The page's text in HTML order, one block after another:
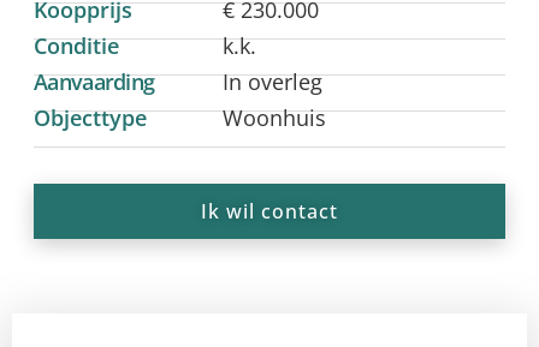
Koopprijs
€ 230.000
Conditie
k.k.
Aanvaarding
In overleg
Objecttype
Woonhuis
Ik wil contact